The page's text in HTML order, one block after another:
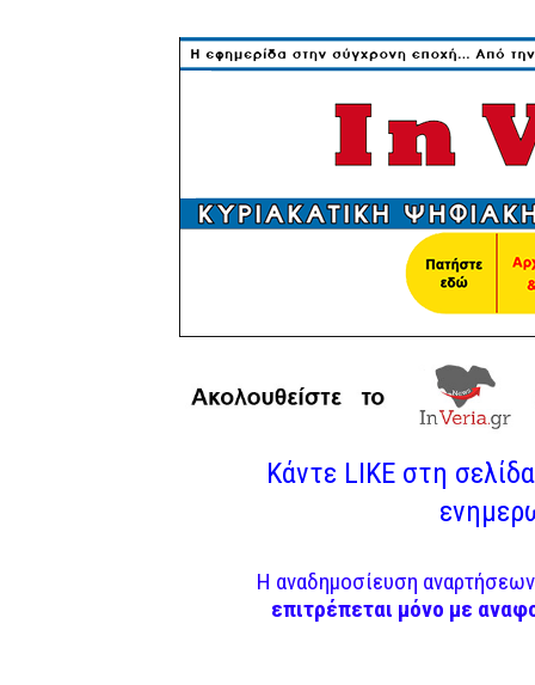
Κάντε LIKE στη
Η αναδημοσίευση
επιτρέπεται μόνο με